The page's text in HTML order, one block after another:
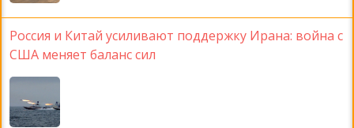
Россия и Китай усиливают поддержку Ирана: война с
США меняет баланс сил